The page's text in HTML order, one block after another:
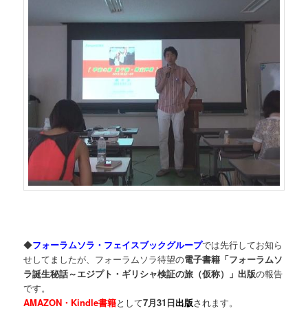
◆フォーラムソラ・フェイスブックグループでは先行してお知ら
せしてましたが、フォーラムソラ待望の電子書籍「フォーラムソ
ラ誕生秘話～エジプト・ギリシャ検証の旅（仮称）」出版の報告
です。
AMAZON・Kindle書籍として7月31日出版されます。